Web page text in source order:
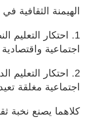
الهيمنة الثقافية
1. احتكار
اجتماعية
2. احتكار التعليم
اجتماعية مغلقة
كلاهما يصنع نخبة